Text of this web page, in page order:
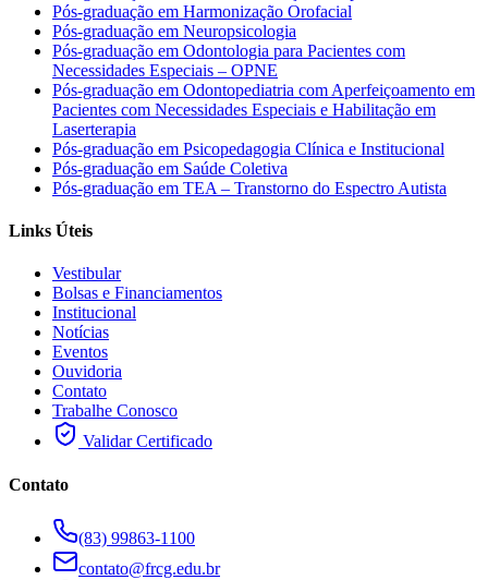
Pós-graduação em Harmonização Orofacial
Pós-graduação em Neuropsicologia
Pós-graduação em Odontologia para Pacientes com
Necessidades Especiais – OPNE
Pós-graduação em Odontopediatria com Aperfeiçoamento em
Pacientes com Necessidades Especiais e Habilitação em
Laserterapia
Pós-graduação em Psicopedagogia Clínica e Institucional
Pós-graduação em Saúde Coletiva
Pós-graduação em TEA – Transtorno do Espectro Autista
Links Úteis
Vestibular
Bolsas e Financiamentos
Institucional
Notícias
Eventos
Ouvidoria
Contato
Trabalhe Conosco
Validar Certificado
Contato
(83) 99863-1100
contato@frcg.edu.br